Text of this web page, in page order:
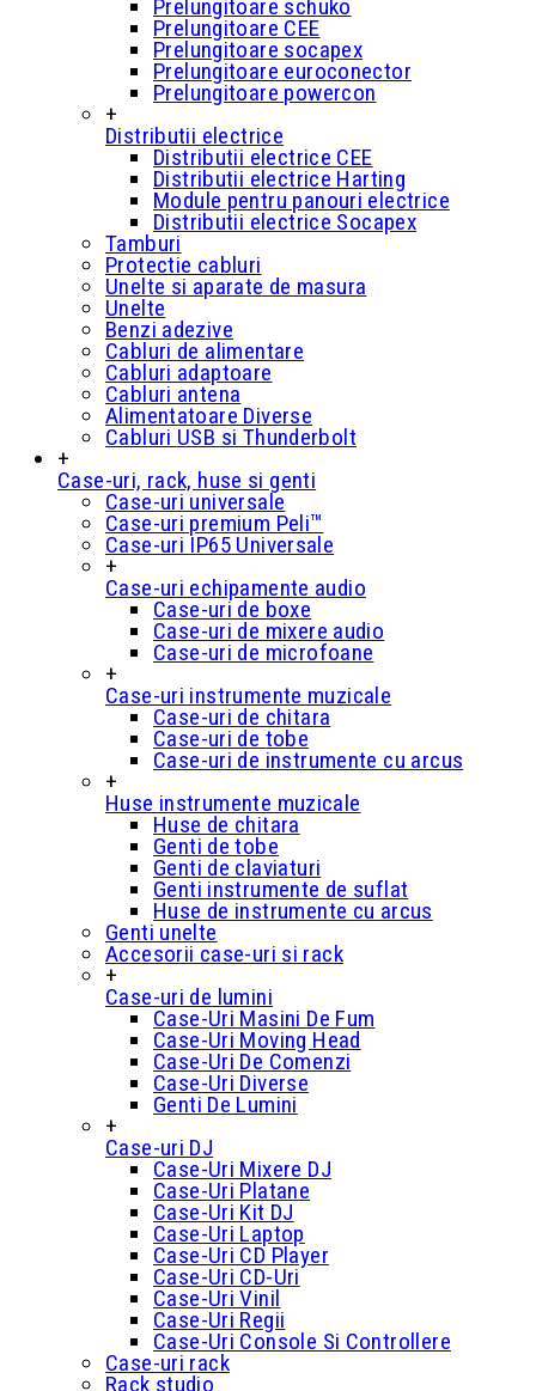
Prelungitoare schuko
Prelungitoare CEE
Prelungitoare socapex
Prelungitoare euroconector
Prelungitoare powercon
+
Distributii electrice
Distributii electrice CEE
Distributii electrice Harting
Module pentru panouri electrice
Distributii electrice Socapex
Tamburi
Protectie cabluri
Unelte si aparate de masura
Unelte
Benzi adezive
Cabluri de alimentare
Cabluri adaptoare
Cabluri antena
Alimentatoare Diverse
Cabluri USB si Thunderbolt
+
Case-uri, rack, huse si genti
Case-uri universale
Case-uri premium Peli™
Case-uri IP65 Universale
+
Case-uri echipamente audio
Case-uri de boxe
Case-uri de mixere audio
Case-uri de microfoane
+
Case-uri instrumente muzicale
Case-uri de chitara
Case-uri de tobe
Case-uri de instrumente cu arcus
+
Huse instrumente muzicale
Huse de chitara
Genti de tobe
Genti de claviaturi
Genti instrumente de suflat
Huse de instrumente cu arcus
Genti unelte
Accesorii case-uri si rack
+
Case-uri de lumini
Case-Uri Masini De Fum
Case-Uri Moving Head
Case-Uri De Comenzi
Case-Uri Diverse
Genti De Lumini
+
Case-uri DJ
Case-Uri Mixere DJ
Case-Uri Platane
Case-Uri Kit DJ
Case-Uri Laptop
Case-Uri CD Player
Case-Uri CD-Uri
Case-Uri Vinil
Case-Uri Regii
Case-Uri Console Si Controllere
Case-uri rack
Rack studio